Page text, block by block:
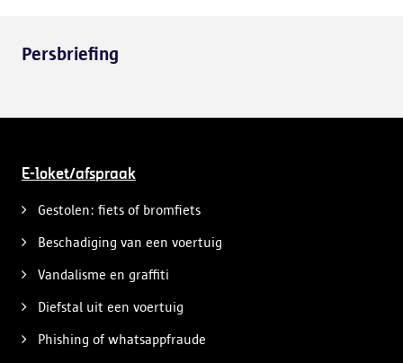
Persbriefing
E-loket/afspraak
Gestolen: fiets of bromfiets
Beschadiging van een voertuig
Vandalisme en graffiti
Diefstal uit een voertuig
Phishing of whatsappfraude